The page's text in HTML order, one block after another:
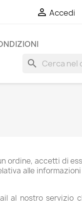
 Accedi
search
ordine, accetti di
alle
al nostro servizio